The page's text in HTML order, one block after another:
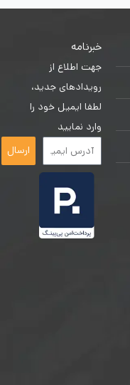
خبرنامه
جهت اطلاع از
رویدادهای جدید،
لطفا ایمیل خود را
وارد نمایید
ارسال